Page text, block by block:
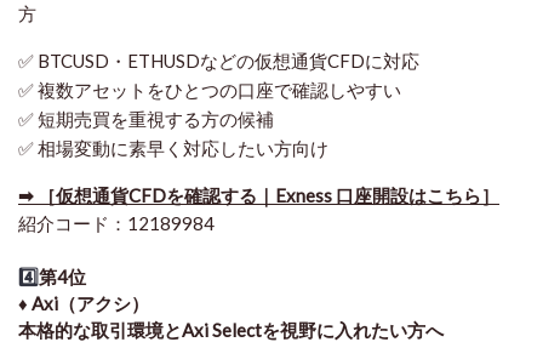
方
✅ BTCUSD・ETHUSDなどの仮想通貨CFDに対応
✅ 複数アセットをひとつの口座で確認しやすい
✅ 短期売買を重視する方の候補
✅ 相場変動に素早く対応したい方向け
➡ ［仮想通貨CFDを確認する｜Exness 口座開設はこちら］
紹介コード：12189984
4️⃣第4位
♦️ Axi（アクシ）
本格的な取引環境とAxi Selectを視野に入れたい方へ